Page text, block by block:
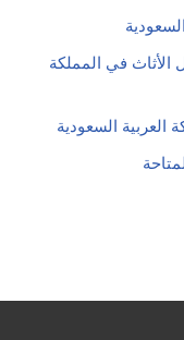
الأثاث في المملكة
السعودية